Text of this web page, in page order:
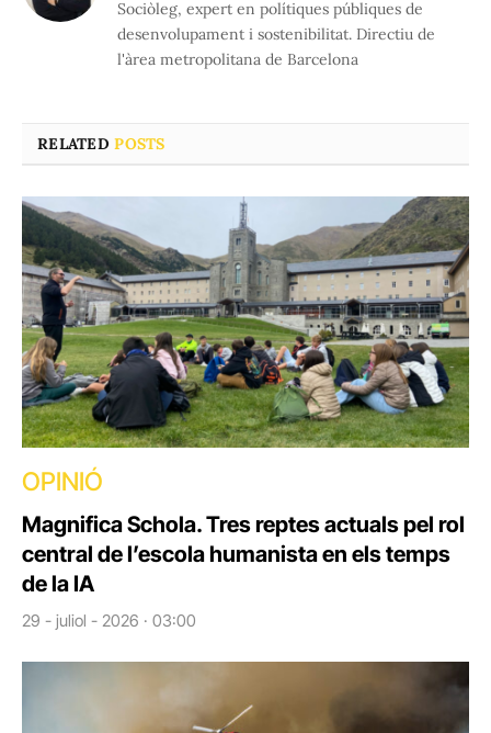
Sociòleg, expert en polítiques públiques de
desenvolupament i sostenibilitat. Directiu de
l'àrea metropolitana de Barcelona
RELATEDPOSTS
OPINIÓ
Magnifica Schola. Tres reptes actuals pel rol
central de l’escola humanista en els temps
de la IA
29 - juliol - 2026 · 03:00